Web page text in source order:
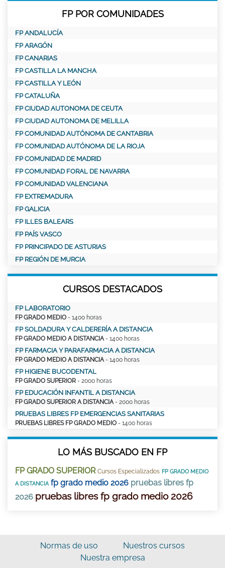
FP POR COMUNIDADES
FP ANDALUCÍA
FP ARAGÓN
FP CANARIAS
FP CASTILLA LA MANCHA
FP CASTILLA Y LEÓN
FP CATALUÑA
FP CIUDAD AUTONOMA DE CEUTA
FP CIUDAD AUTONOMA DE MELILLA
FP COMUNIDAD AUTÓNOMA DE CANTABRIA
FP COMUNIDAD AUTÓNOMA DE LA RIOJA
FP COMUNIDAD DE MADRID
FP COMUNIDAD FORAL DE NAVARRA
FP COMUNIDAD VALENCIANA
FP EXTREMADURA
FP GALICIA
FP ILLES BALEARS
FP PAÍS VASCO
FP PRINCIPADO DE ASTURIAS
FP REGIÓN DE MURCIA
CURSOS DESTACADOS
FP LABORATORIO
FP GRADO MEDIO - 1400 horas
FP SOLDADURA Y CALDERERÍA A DISTANCIA
FP GRADO MEDIO A DISTANCIA - 1400 horas
FP FARMACIA Y PARAFARMACIA A DISTANCIA
FP GRADO MEDIO A DISTANCIA - 1400 horas
FP HIGIENE BUCODENTAL
FP GRADO SUPERIOR - 2000 horas
FP EDUCACIÓN INFANTIL A DISTANCIA
FP GRADO SUPERIOR A DISTANCIA - 2000 horas
PRUEBAS LIBRES FP EMERGENCIAS SANITARIAS
PRUEBAS LIBRES FP GRADO MEDIO - 1400 horas
LO MÁS BUSCADO EN FP
FP GRADO SUPERIOR Cursos Especializados FP GRADO MEDIO
A DISTANCIA fp grado medio 2026 pruebas libres fp
2026 pruebas libres fp grado medio 2026
Normas de uso
Nuestros cursos
Nuestra empresa